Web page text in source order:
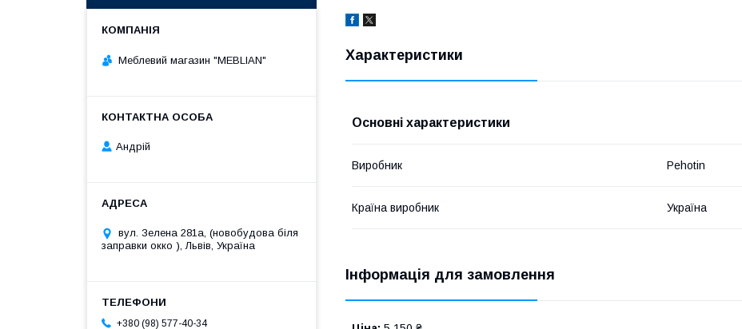
Характеристики
Основні характеристики
Виробник Pehotin
Країна виробник Україна
Інформація для замовлення
Меблевий магазин "MEBLIAN"
Андрій
вул. Зелена 281а, (новобудова біля
заправки окко ), Львів, Україна
+380 (98) 577-40-34